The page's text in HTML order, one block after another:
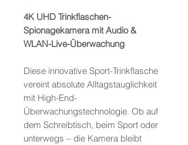
4K UHD Trinkflaschen-
Spionagekamera mit Audio &
WLAN-Live-Überwachung
Diese innovative Sport-Trinkflasche
vereint absolute Alltagstauglichkeit
mit High-End-
Überwachungstechnologie. Ob auf
dem Schreibtisch, beim Sport oder
unterwegs – die Kamera bleibt